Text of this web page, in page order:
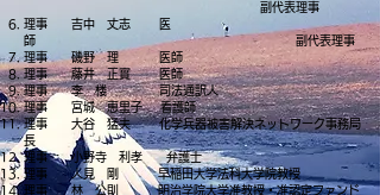
副代表理事
理事 吉中 丈志 医
師 副代表理事
理事 磯野 理 医師
理事 藤井 正實 医師
理事 李 楼 司法通訳人
理事 宮城 恵里子 看護師
理事 大谷 猛夫 化学兵器被害解決ネットワーク事務局
長
理事 小野寺 利孝 弁護士
理事 人見 剛 早稲田大学法科大学院教授
理事 林 公則 明治学院大学准教授・准認定ファンド